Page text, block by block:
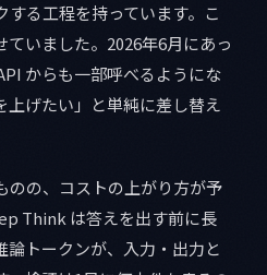
する工程を持っています。こ
いました。2026年6月にあっ
からも一部呼べるようにな
上げたい」と単純に差し替え
のの、コストの上がり方が予
Think は答えを出す前に長
論トークンが、入力・出力と